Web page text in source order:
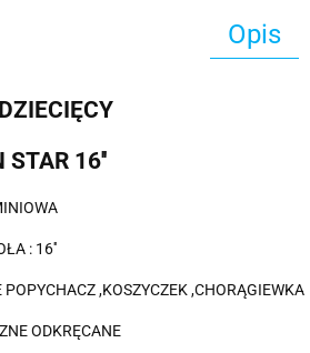
Opis
STAR 16''
: 16''
POPYCHACZ ,KOSZYCZEK ,CHORĄGIEWKA
ODKRĘCANE